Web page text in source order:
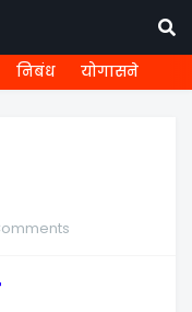
निबंध योगासने